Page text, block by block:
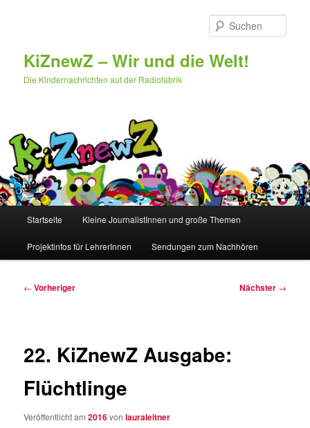
KiZnewZ – Wir und die Welt!
Die Kindernachrichten auf der Radiofabrik
Startseite Kleine JournalistInnen und große Themen
Projektinfos für LehrerInnen Sendungen zum Nachhören
Beitragsnavigation
← Vorheriger Nächster →
22. KiZnewZ Ausgabe:
Flüchtlinge
Veröffentlicht am2016vonlauraleitner